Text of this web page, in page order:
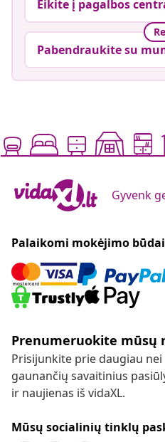
Eikite į pagalbos
Pabendraukite su
Gyvenk
Palaikomi mokėjimo būdai
Prenumeruokite mūsų
Prisijunkite prie daugiau nei
gaunančių savaitinius
ir naujienas iš vidaXL.
Mūsų socialinių tinklų